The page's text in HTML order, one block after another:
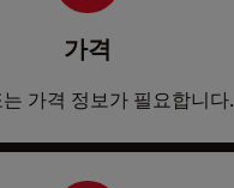
가격
가격 정보가 필요합니다.